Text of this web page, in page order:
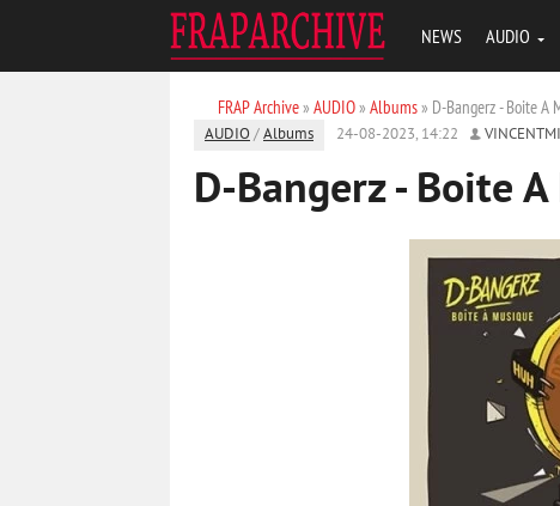
NEWS AUDIO
FRAP Archive» AUDIO» Albums» D-Bangerz - Boite A
AUDIO /Albums 24-08-2023, 14:22
D-Bangerz - Boite